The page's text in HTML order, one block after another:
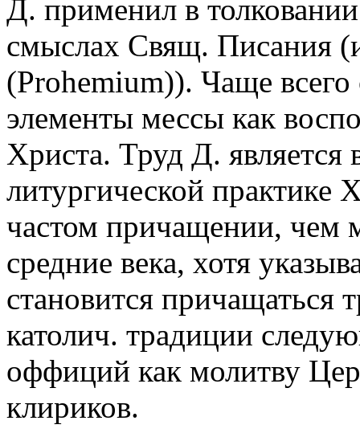
Д. применил в
смыслах Свящ. Писания
(Prohemium)). Чаще всего
элементы мессы как
Христа. Труд Д.
литургической
частом причащении, чем
средние века, хотя
становится причащаться
католич. традиции
оффиций как молитву
клириков.